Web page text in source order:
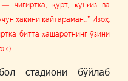
чигиртка, қурт, қўнғиз ва
ҳақини қайтараман...” Изоҳ:
битта ҳашаротнинг ўзини
стадиони бўйлаб